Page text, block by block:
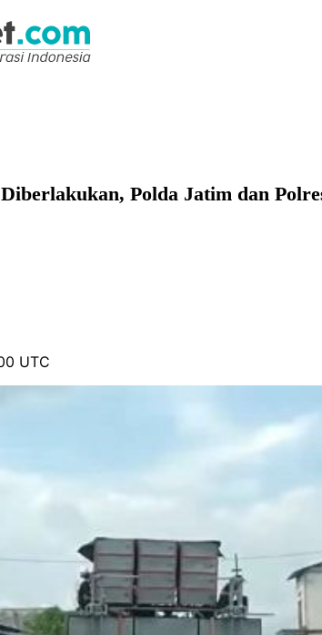
Polda Jatim dan
UTC